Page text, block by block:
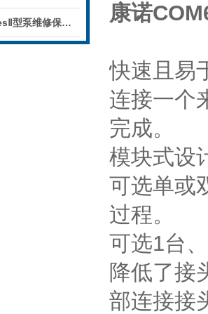
Eldex 1LM/SeriesⅡ型泵维修保养服务
康诺
快速且易
连接一个
完成。
模块式设
可选单或
过程。
可选1台、
降低了接
部连接接